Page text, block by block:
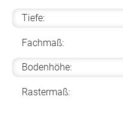
Tiefe:
Fachmaß:
Bodenhöhe:
Rastermaß: